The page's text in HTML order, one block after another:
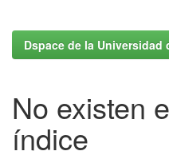
Dspace de la Universidad
No existen
índice